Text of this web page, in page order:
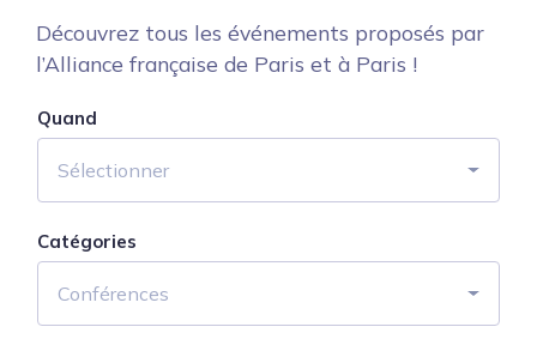
Découvrez tous les événements proposés par
l’Alliance française de Paris et à Paris !
Quand
Sélectionner
Catégories
Conférences